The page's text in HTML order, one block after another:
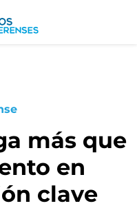
más que
en
clave